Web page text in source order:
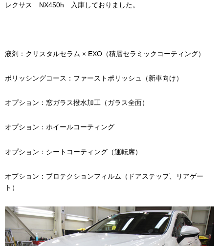
レクサス NX450h 入庫しておりました。
液剤：クリスタルセラム × EXO（積層セラミックコーティング）
ポリッシングコース：ファーストポリッシュ（新車向け）
オプション：窓ガラス撥水加工（ガラス全面）
オプション：ホイールコーティング
オプション：シートコーティング（運転席）
オプション：プロテクションフィルム（ドアステップ、リアゲー
ト）